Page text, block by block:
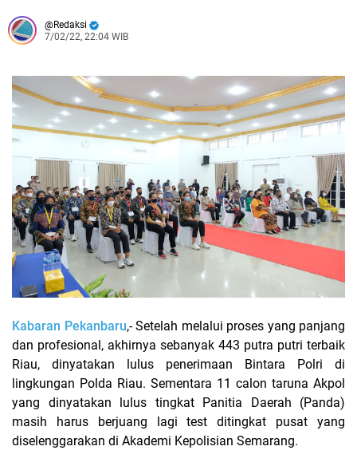
Redaksi
7/02/22, 22:04 WIB
Kabaran Pekanbaru,- Setelah melalui proses yang panjang
dan profesional, akhirnya sebanyak 443 putra putri terbaik
Riau, dinyatakan lulus penerimaan Bintara Polri di
lingkungan Polda Riau. Sementara 11 calon taruna Akpol
yang dinyatakan lulus tingkat Panitia Daerah (Panda)
masih harus berjuang lagi test ditingkat pusat yang
diselenggarakan di Akademi Kepolisian Semarang.